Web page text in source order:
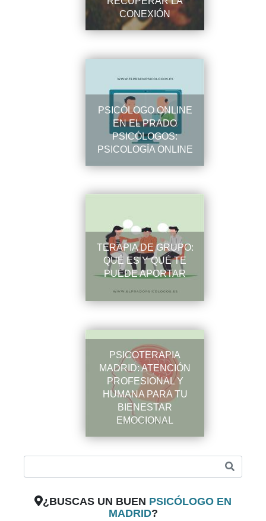
CONEXIÓN
PSICÓLOGO ONLINE
EN EL PRADO
PSICÓLOGOS:
PSICOLOGÍA ONLINE
TERAPIA DE GRUPO:
QUÉ ES Y QUÉ TE
PUEDE APORTAR
PSICOTERAPIA
MADRID: ATENCIÓN
PROFESIONAL Y
HUMANA PARA TU
BIENESTAR
EMOCIONAL
¿BUSCAS UN BUEN PSICÓLOGO EN
MADRID?